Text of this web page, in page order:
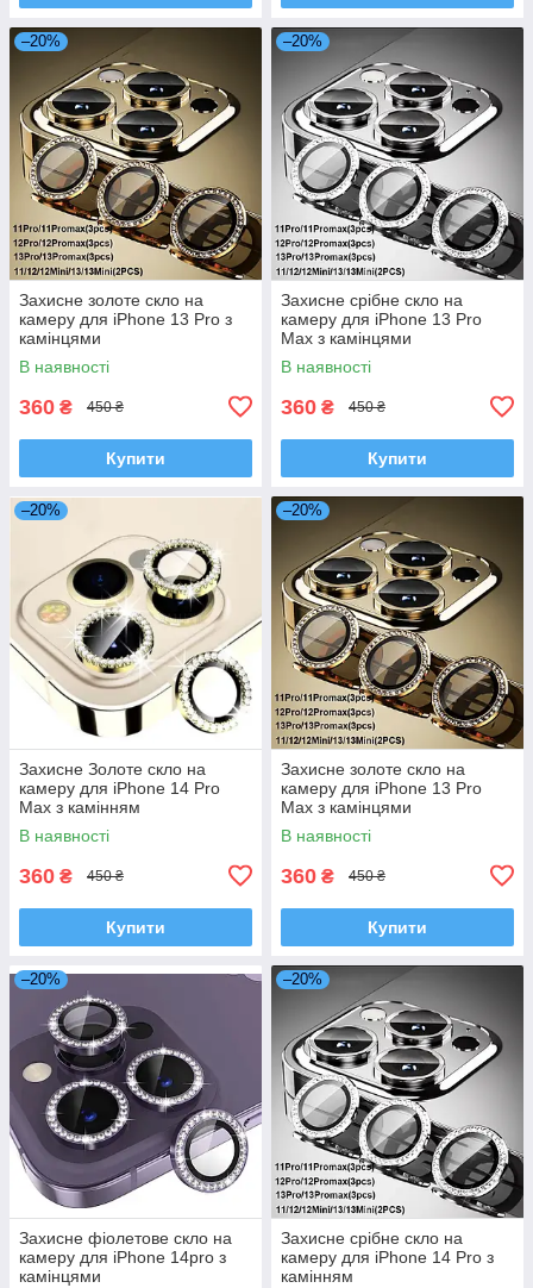
–20%
Захисне золоте скло на
камеру для iPhone 13 Pro з
камінцями
В наявності
360 ₴ 450 ₴
Купити
–20%
Захисне срібне скло на
камеру для iPhone 13 Pro
Max з камінцями
В наявності
360 ₴ 450 ₴
Купити
–20%
Захисне Золоте скло на
камеру для iPhone 14 Pro
Max з камінням
В наявності
360 ₴ 450 ₴
Купити
–20%
Захисне золоте скло на
камеру для iPhone 13 Pro
Max з камінцями
В наявності
360 ₴ 450 ₴
Купити
–20%
Захисне фіолетове скло на
камеру для iPhone 14pro з
камінцями
–20%
Захисне срібне скло на
камеру для iPhone 14 Pro з
камінням